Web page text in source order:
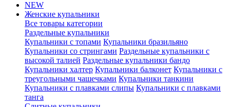
NEW
Женские купальники
Все товары категории
Раздельные купальники
Купальники с топами Купальники бразильяно
Купальники со стрингами Раздельные купальники с
высокой талией Раздельные купальники бандо
Купальники халтер Купальники балконет Купальники с
треугольными чашечками Купальники танкини
Купальники с плавками слипы Купальники с плавками
танга